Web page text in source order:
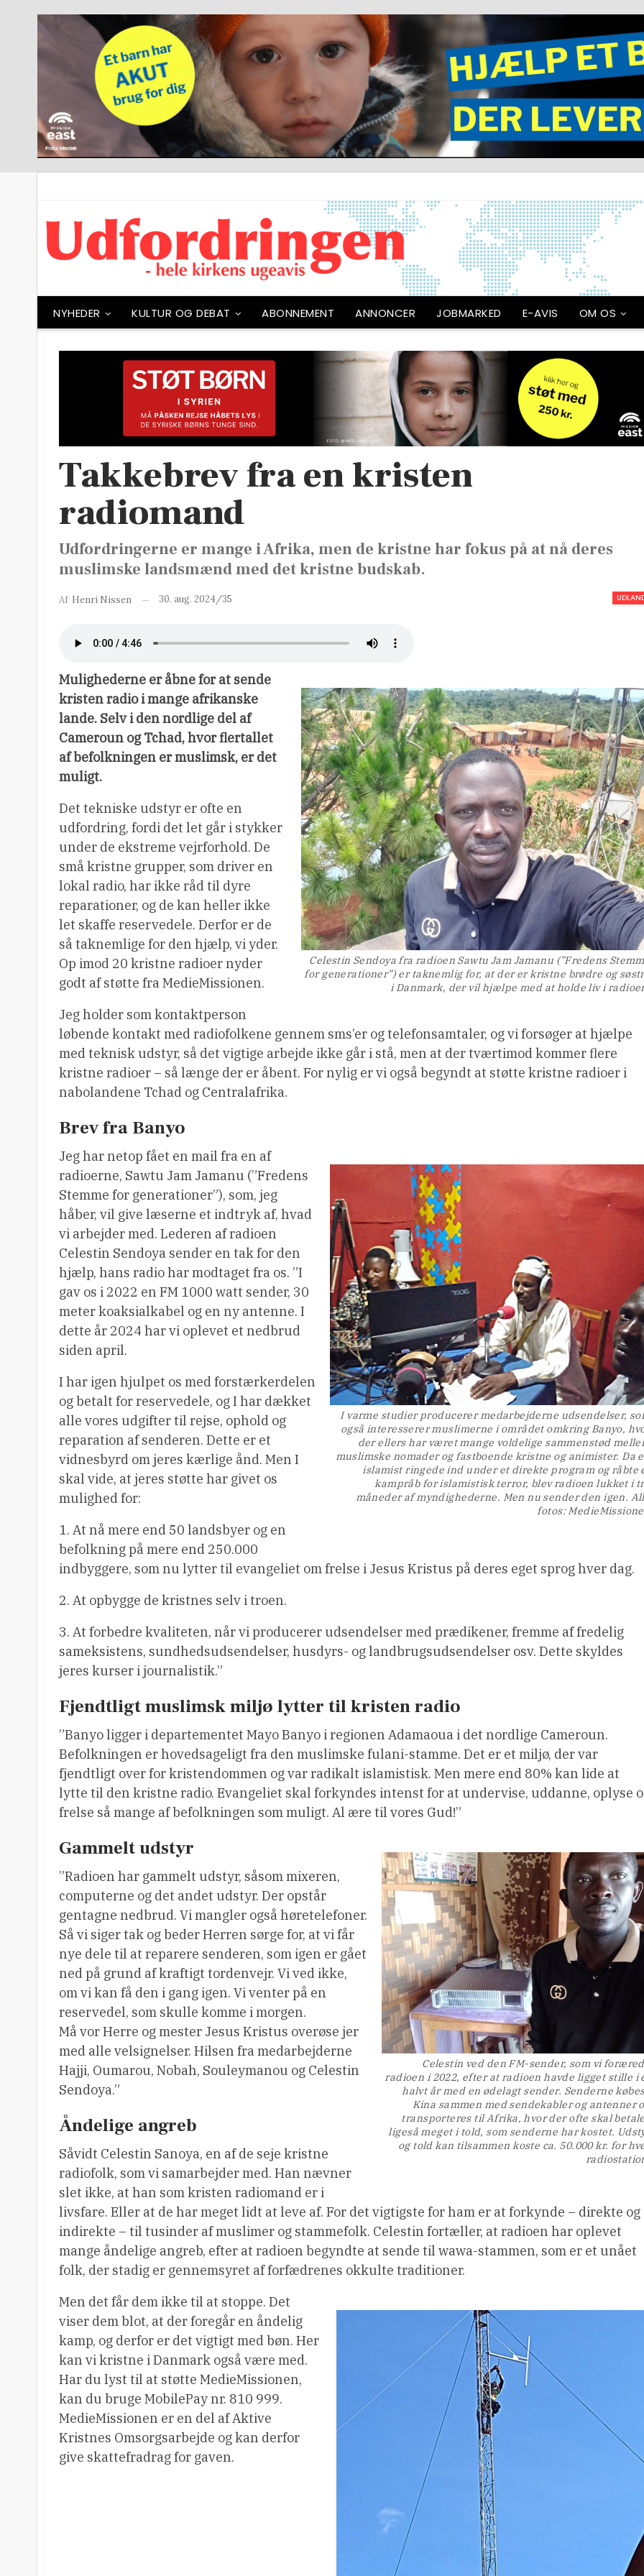
NYHEDER KULTUR OG DEBAT ABONNEMENT ANNONCER JOBMARKED E-AVIS OM OS
Takkebrev fra en kristen
radiomand
Udfordringerne er mange i Afrika, men de kristne har fokus på at nå deres
muslimske landsmænd med det kristne budskab.
Af Henri Nissen 30. aug. 2024/35
Celestin Sendoya fra radioen Sawtu Jam Jamanu (”Fredens
for generationer”) er taknemlig for, at der er kristne brødre og
i Danmark, der vil hjælpe med at holde liv i
Mulighederne er åbne for at sende
kristen radio i mange afrikanske
lande. Selv i den nordlige del af
Cameroun og Tchad, hvor flertallet
af befolkningen er muslimsk, er det
muligt.
Det tekniske udstyr er ofte en
udfordring, fordi det let går i stykker
under de ekstreme vejrforhold. De
små kristne grupper, som driver en
lokal radio, har ikke råd til dyre
reparationer, og de kan heller ikke
let skaffe reservedele. Derfor er de
så taknemlige for den hjælp, vi yder.
Op imod 20 kristne radioer nyder
godt af støtte fra MedieMissionen.
Jeg holder som kontaktperson
løbende kontakt med radiofolkene gennem sms’er og telefonsamtaler, og vi forsøger at hjælpe
med teknisk udstyr, så det vigtige arbejde ikke går i stå, men at der tværtimod kommer flere
kristne radioer – så længe der er åbent. For nylig er vi også begyndt at støtte kristne radioer i
nabolandene Tchad og Centralafrika.
Brev fra Banyo
I varme studier producerer medarbejderne udsendelser,
også interesserer muslimerne i området omkring Banyo,
der ellers har været mange voldelige sammenstød
muslimske nomader og fastboende kristne og animister. Da
islamist ringede ind under et direkte program og råbte
kampråb for islamistisk terror, blev radioen lukket i
måneder af myndighederne. Men nu sender den igen.
fotos:
Jeg har netop fået en mail fra en af
radioerne, Sawtu Jam Jamanu (”Fredens
Stemme for generationer”), som, jeg
håber, vil give læserne et indtryk af, hvad
vi arbejder med. Lederen af radioen
Celestin Sendoya sender en tak for den
hjælp, hans radio har modtaget fra os. ”I
gav os i 2022 en FM 1000 watt sender, 30
meter koaksialkabel og en ny antenne. I
dette år 2024 har vi oplevet et nedbrud
siden april.
I har igen hjulpet os med forstærkerdelen
og betalt for reservedele, og I har dækket
alle vores udgifter til rejse, ophold og
reparation af senderen. Dette er et
vidnesbyrd om jeres kærlige ånd. Men I
skal vide, at jeres støtte har givet os
mulighed for:
1. At nå mere end 50 landsbyer og en
befolkning på mere end 250.000
indbyggere, som nu lytter til evangeliet om frelse i Jesus Kristus på deres eget sprog hver dag.
2. At opbygge de kristnes selv i troen.
3. At forbedre kvaliteten, når vi producerer udsendelser med prædikener, fremme af fredelig
sameksistens, sundhedsudsendelser, husdyrs- og landbrugsudsendelser osv. Dette skyldes
jeres kurser i journalistik.”
Fjendtligt muslimsk miljø lytter til kristen radio
”Banyo ligger i departementet Mayo Banyo i regionen Adamaoua i det nordlige Cameroun.
Befolkningen er hovedsageligt fra den muslimske fulani-stamme. Det er et miljø, der var
fjendtligt over for kristendommen og var radikalt islamistisk. Men mere end 80% kan lide at
lytte til den kristne radio. Evangeliet skal forkyndes intenst for at undervise, uddanne, oplyse
frelse så mange af befolkningen som muligt. Al ære til vores Gud!”
Celestin ved den FM-sender, som vi
radioen i 2022, efter at radioen havde ligget stille i
halvt år med en ødelagt sender. Senderne
Kina sammen med sendekabler og antenner
transporteres til Afrika, hvor der ofte skal
ligeså meget i told, som senderne har kostet.
og told kan tilsammen koste ca. 50.000 kr. for
Gammelt udstyr
”Radioen har gammelt udstyr, såsom mixeren,
computerne og det andet udstyr. Der opstår
gentagne nedbrud. Vi mangler også høretelefoner.
Så vi siger tak og beder Herren sørge for, at vi får
nye dele til at reparere senderen, som igen er gået
ned på grund af kraftigt tordenvejr. Vi ved ikke,
om vi kan få den i gang igen. Vi venter på en
reservedel, som skulle komme i morgen.
Må vor Herre og mester Jesus Kristus overøse jer
med alle velsignelser. Hilsen fra medarbejderne
Hajji, Oumarou, Nobah, Souleymanou og Celestin
Sendoya.”
Åndelige angreb
Såvidt Celestin Sanoya, en af de seje kristne
radiofolk, som vi samarbejder med. Han nævner
slet ikke, at han som kristen radiomand er i
livsfare. Eller at de har meget lidt at leve af. For det vigtigste for ham er at forkynde – direkte og
indirekte – til tusinder af muslimer og stammefolk. Celestin fortæller, at radioen har oplevet
mange åndelige angreb, efter at radioen begyndte at sende til wawa-stammen, som er et unået
folk, der stadig er gennemsyret af forfædrenes okkulte traditioner.
Men det får dem ikke til at stoppe. Det
viser dem blot, at der foregår en åndelig
kamp, og derfor er det vigtigt med bøn. Her
kan vi kristne i Danmark også være med.
Har du lyst til at støtte MedieMissionen,
kan du bruge MobilePay nr. 810 999.
MedieMissionen er en del af Aktive
Kristnes Omsorgsarbejde og kan derfor
give skattefradrag for gaven.